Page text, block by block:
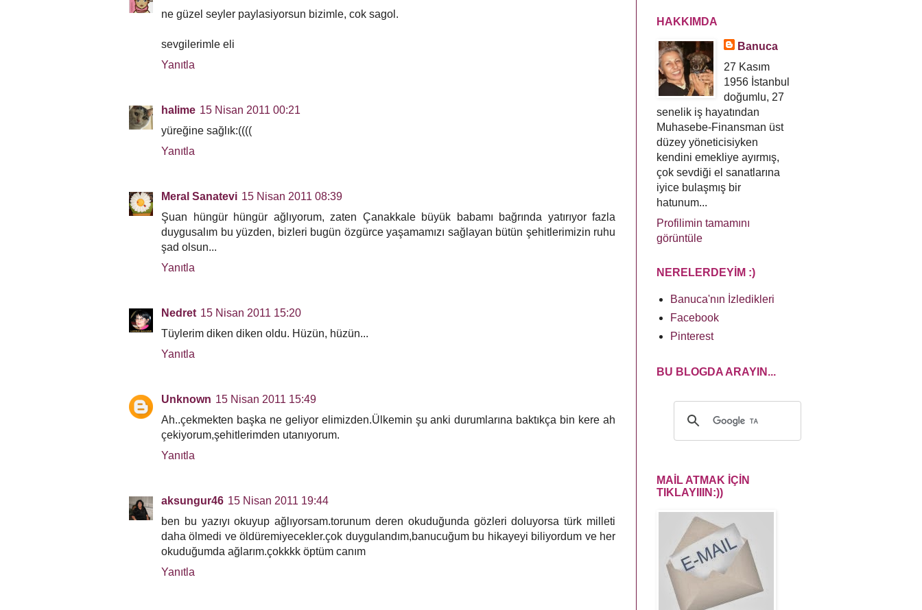
ne güzel seyler paylasiyorsun bizimle, cok sagol.
sevgilerimle eli
Yanıtla
halime 15 Nisan 2011 00:21
yüreğine sağlık:((((
Yanıtla
Meral Sanatevi 15 Nisan 2011 08:39
Şuan hüngür hüngür ağlıyorum, zaten Çanakkale büyük babamı bağrında yatırıyor fazla
duygusalım bu yüzden, bizleri bugün özgürce yaşamamızı sağlayan bütün şehitlerimizin ruhu
şad olsun...
Yanıtla
Nedret 15 Nisan 2011 15:20
Tüylerim diken diken oldu. Hüzün, hüzün...
Yanıtla
Unknown 15 Nisan 2011 15:49
Ah..çekmekten başka ne geliyor elimizden.Ülkemin şu anki durumlarına baktıkça bin kere ah
çekiyorum,şehitlerimden utanıyorum.
Yanıtla
aksungur46 15 Nisan 2011 19:44
ben bu yazıyı okuyup ağlıyorsam.torunum deren okuduğunda gözleri doluyorsa türk milleti
daha ölmedi ve öldüremiyecekler.çok duygulandım,banucuğum bu hikayeyi biliyordum ve her
okuduğumda ağlarım.çokkkk öptüm canım
Yanıtla
HAKKIMDA
Banuca
27 Kasım
1956 İstanbul
doğumlu, 27
senelik iş hayatından
Muhasebe-Finansman üst
düzey yöneticisiyken
kendini emekliye ayırmış,
çok sevdiği el sanatlarına
iyice bulaşmış bir
hatunum...
Profilimin tamamını
görüntüle
NERELERDEYİM :)
Banuca'nın İzledikleri
Facebook
Pinterest
BU BLOGDA ARAYIN...
MAİL ATMAK İÇİN
TIKLAYIIIN:))